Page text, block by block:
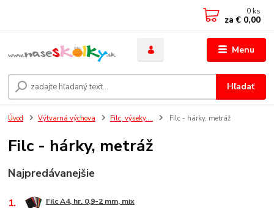
Menu
Hľadať
0 ks
za € 0,00
Úvod Výtvarná výchova Filc, výseky.... Filc - hárky, metráž
Filc - hárky, metráž
Najpredávanejšie
1. Filc A4, hr. 0,9-2 mm, mix